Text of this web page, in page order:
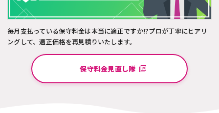
毎月支払っている保守料金は本当に適正ですか!?プロが丁寧にヒアリ
ングして、適正価格を再見積りいたします。
保守料金見直し隊